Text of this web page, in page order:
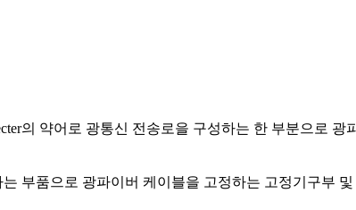
의 약어로 광통신 전송로을 구성하는 한 부분으로
부품으로 광파이버 케이블을 고정하는 고정기구부